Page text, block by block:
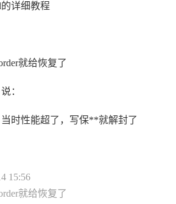
的详细教程
就给恢复了
：
当时性能超了，写保**就解封了
15:56
就给恢复了